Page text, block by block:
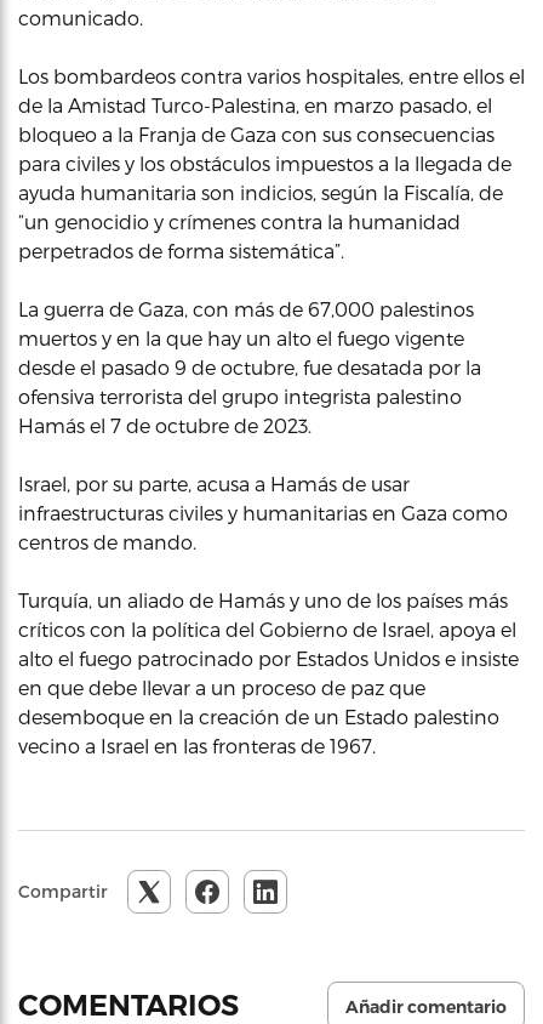
comunicado.
Los bombardeos contra varios hospitales, entre ellos el
de la Amistad Turco-Palestina, en marzo pasado, el
bloqueo a la Franja de Gaza con sus consecuencias
para civiles y los obstáculos impuestos a la llegada de
ayuda humanitaria son indicios, según la Fiscalía, de
“un genocidio y crímenes contra la humanidad
perpetrados de forma sistemática”.
La guerra de Gaza, con más de 67,000 palestinos
muertos y en la que hay un alto el fuego vigente
desde el pasado 9 de octubre, fue desatada por la
ofensiva terrorista del grupo integrista palestino
Hamás el 7 de octubre de 2023.
Israel, por su parte, acusa a Hamás de usar
infraestructuras civiles y humanitarias en Gaza como
centros de mando.
Turquía, un aliado de Hamás y uno de los países más
críticos con la política del Gobierno de Israel, apoya el
alto el fuego patrocinado por Estados Unidos e insiste
en que debe llevar a un proceso de paz que
desemboque en la creación de un Estado palestino
vecino a Israel en las fronteras de 1967.
Compartir
COMENTARIOS Añadir comentario